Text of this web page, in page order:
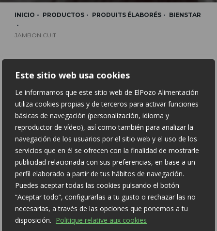
Este sitio web usa cookies
Le informamos que este sitio web de ElPozo Alimentación
utiliza cookies propias y de terceros para activar funciones
básicas de navegación (personalización, idioma y
reproductor de vídeo), así como también para analizar la
navegación de los usuarios por el sitio web y el uso de los
servicios que en él se ofrecen con la finalidad de mostrarle
publicidad relacionada con sus preferencias, en base a un
perfil elaborado a partir de tus hábitos de navegación.
Puedes aceptar todas las cookies pulsando el botón
“Aceptar todo”, configurarlas a tu gusto o rechazar las no
necesarias, a través de las opciones que ponemos a tu
disposición. Politique relative aux cookies
INICIO PRODUCTOS PRODUITS ÉLABORÉS BIENSTAR
JAMBON CUIT
JAMBON CUIT
REDUCIDO EN SAL
BAJO EN GRASA
Information nutritionnelle pour 100 g: